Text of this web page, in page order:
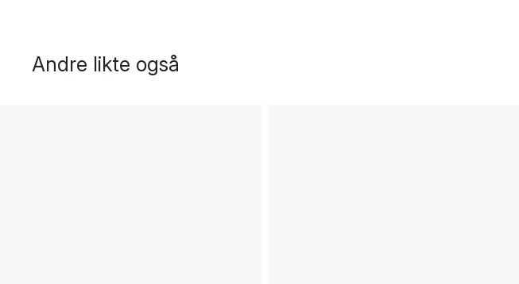
Andre likte også